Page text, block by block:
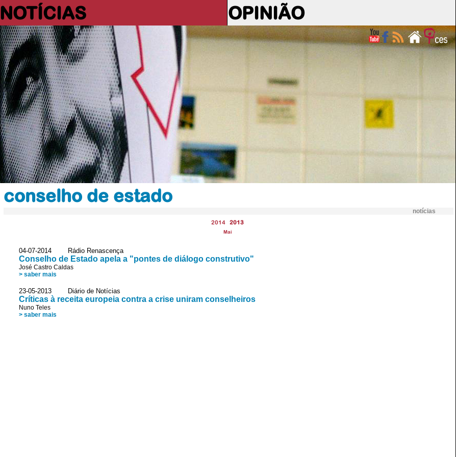
NOTÍCIAS OPINIÃO
conselho de estado
notícias
2014 2013
Mai
04-07-2014 Rádio Renascença
Conselho de Estado apela a "pontes de diálogo construtivo"
José Castro Caldas
> saber mais
23-05-2013 Diário de Notícias
Críticas à receita europeia contra a crise uniram conselheiros
Nuno Teles
> saber mais